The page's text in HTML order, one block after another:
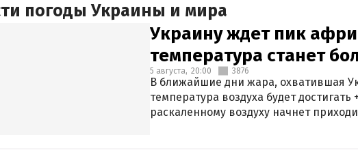
погоды Украины и мира
Украину ждет пик
температура станет
5 августа, 20:00 3876
В ближайшие дни жара, охватившая
температура воздуха будет
раскаленному воздуху начнет